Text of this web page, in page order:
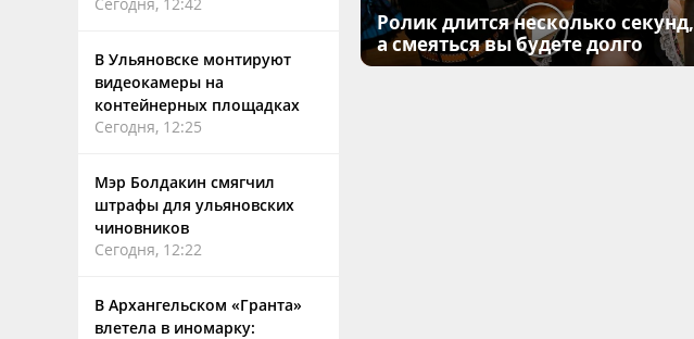
В Ульяновске монтируют
видеокамеры на
контейнерных площадках
Сегодня, 12:25
Мэр Болдакин смягчил
штрафы для ульяновских
чиновников
Сегодня, 12:22
В Архангельском «Гранта»
влетела в иномарку:
Ролик длится несколько секунд,
а смеяться вы будете долго